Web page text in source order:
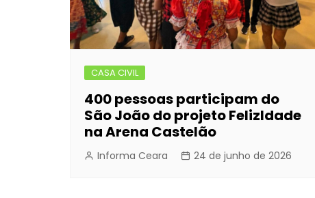
CASA CIVIL
400 pessoas participam do
São João do projeto FelizIdade
na Arena Castelão
Informa Ceara 24 de junho de 2026